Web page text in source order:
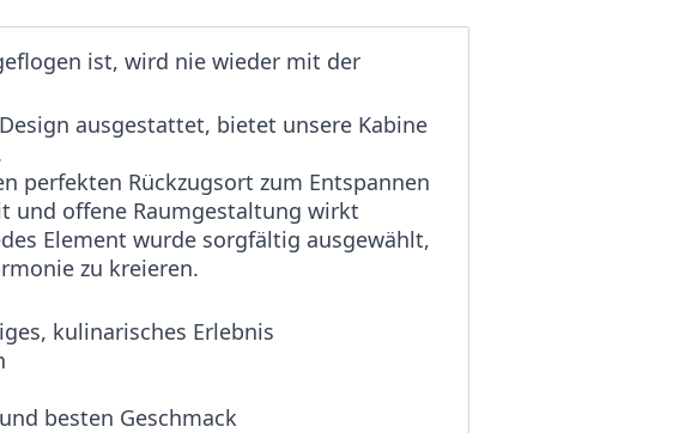
ist, wird nie wieder mit der
ausgestattet, bietet unsere Kabine
perfekten Rückzugsort zum Entspannen
und offene Raumgestaltung wirkt
Element wurde sorgfältig ausgewählt,
zu kreieren.
kulinarisches Erlebnis
besten Geschmack